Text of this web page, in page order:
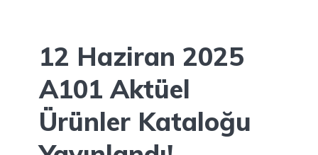
12 Haziran 2025
A101 Aktüel
Ürünler Kataloğu